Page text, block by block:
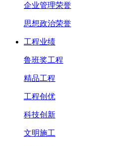
企业管理荣誉
思想政治荣誉
工程业绩
鲁班奖工程
精品工程
工程创优
科技创新
文明施工